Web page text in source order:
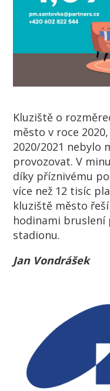
Kluziště o
město v roce
2020/2021 nebylo
provozovat. V
díky příznivému
více než 12 tisíc
kluziště město
hodinami bruslení
stadionu.
Jan Vondrášek